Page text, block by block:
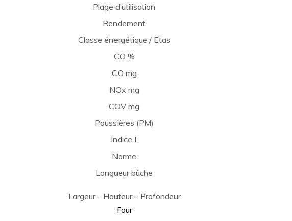
Plage d’utilisation
Rendement
Classe énergétique / Etas
CO %
CO mg
NOx mg
COV mg
Poussières (PM)
Indice I’
Norme
Longueur bûche
Largeur – Hauteur – Profondeur
Four